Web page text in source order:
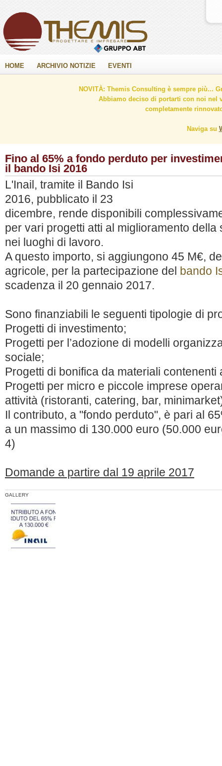
HOME ARCHIVIO NOTIZIE EVENTI
NOVITÀ: Themis Consulting è sempre più...
Abbiamo deciso di portarti con noi nel
completamente
Naviga su
Fino al 65% a fondo perduto per
il bando Isi 2016
L'Inail, tramite il Bando Isi
2016, pubblicato il 23
dicembre, rende disponibili
per vari progetti atti al miglioramento
nei luoghi di lavoro.
A questo importo, si aggiungono 45 M€,
agricole, per la partecipazione del bando
scadenza il 20 gennaio 2017.
Sono finanziabili le seguenti tipologie di
Progetti di investimento;
Progetti per l’adozione di modelli
sociale;
Progetti di bonifica da materiali contenenti
Progetti per micro e piccole imprese
attività (ristoranti, catering, bar,
Il contributo, a "fondo perduto", è pari al
a un massimo di 130.000 euro (50.000
4)
Domande a partire dal 19 aprile 2017
GALLERY